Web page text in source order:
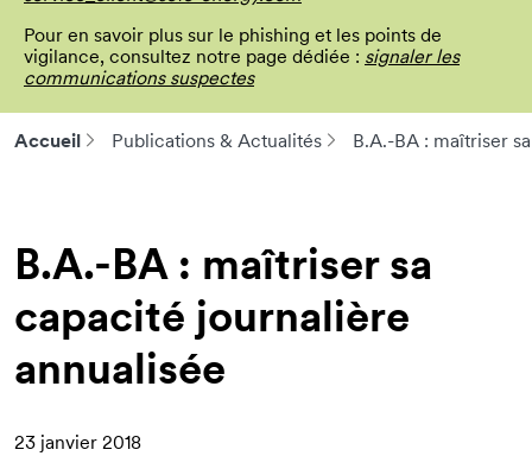
Pour en savoir plus sur le phishing et les points de
vigilance, consultez notre page dédiée : signaler les
communications suspectes
Accueil Publications & Actualités B.A.-BA : maîtriser
B.A.-BA : maîtriser sa
capacité journalière
annualisée
23 janvier 2018